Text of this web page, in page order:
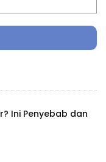
Ini Penyebab dan